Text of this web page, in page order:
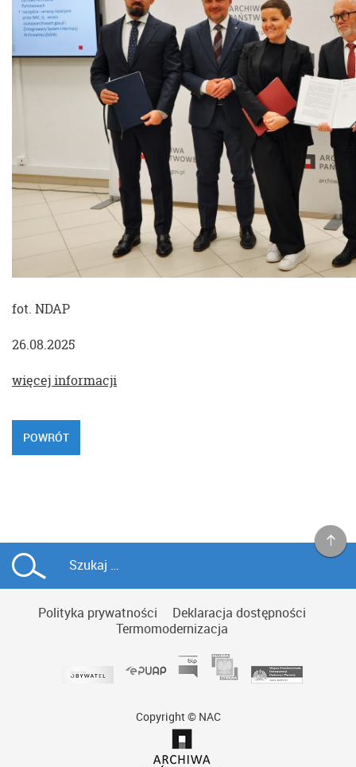
fot. NDAP
26.08.2025
więcej informacji
POWRÓT
Polityka prywatności
Deklaracja dostępności
Termomodernizacja
Copyright © NAC